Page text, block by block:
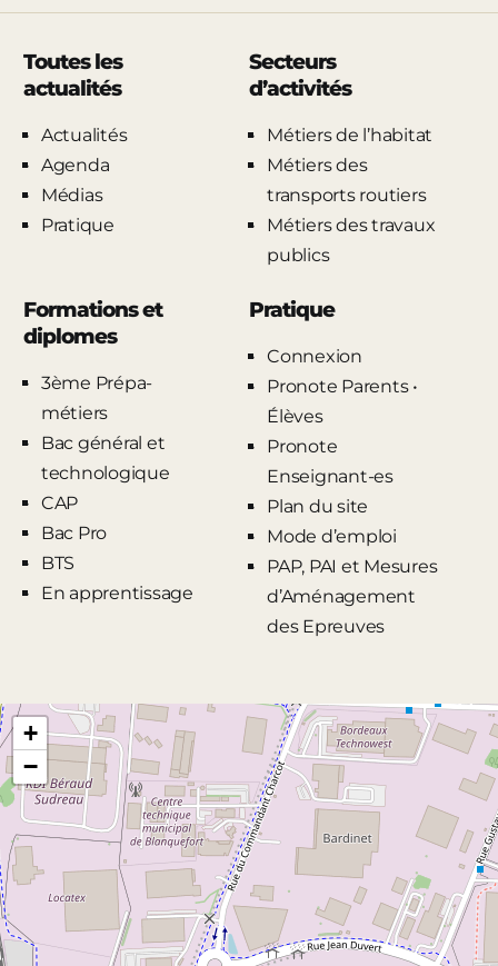
Toutes les
actualités
Actualités
Agenda
Médias
Pratique
Secteurs
d’activités
Métiers de l’habitat
Métiers des
transports routiers
Métiers des travaux
publics
Formations et
diplomes
3ème Prépa-
métiers
Bac général et
technologique
CAP
Bac Pro
BTS
En apprentissage
Pratique
Connexion
Pronote Parents •
Élèves
Pronote
Enseignant-es
Plan du site
Mode d’emploi
PAP, PAI et Mesures
d’Aménagement
des Epreuves
+
−